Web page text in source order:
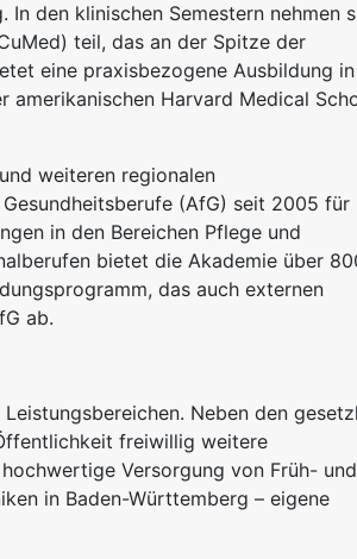
den klinischen Semestern nehmen
teil, das an der Spitze der
eine praxisbezogene Ausbildung in
amerikanischen Harvard Medical
weiteren regionalen
(AfG) seit 2005 für
in den Bereichen Pflege und
bietet die Akademie über
das auch externen
ab.
Neben den
freiwillig weitere
Versorgung von Früh- und
in Baden-Württemberg – eigene